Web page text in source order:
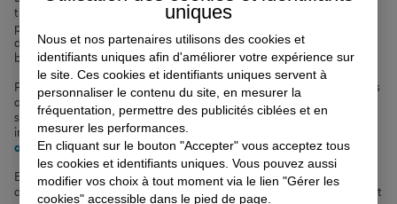
tranquillité dans les rues de Courbevoie et de sa région. Si vous
préférez les deux-roues pour éviter les embouteillages sur les quais
de Seine, optez pour notreassurance moto qui s'adapte à vos
besoins et votre type de véhicule.
Propriétaire ou locataire d'un appartement à Courbevoie, nous vous
accompagnons avec nos solutions d'
assurance habitation
sécuriser votre logement. Et si vous envisagez d'acheter un bien
immobilier dans cette ville prisée de l'ouest parisien, pensez à notre
assurance emprunteur pour financer sereinement votre projet.
Enfin, parce que votre santé est primordiale, nous vous proposons
des formules de
complémentaire santé adaptées à votre situation et
uniques
Nous et nos partenaires utilisons des cookies et
identifiants uniques afin d'améliorer votre expérience sur
le site. Ces cookies et identifiants uniques servent à
personnaliser le contenu du site, en mesurer la
fréquentation, permettre des publicités ciblées et en
mesurer les performances.
En cliquant sur le bouton "Accepter" vous acceptez tous
les cookies et identifiants uniques. Vous pouvez aussi
modifier vos choix à tout moment via le lien "Gérer les
cookies" accessible dans le pied de page.